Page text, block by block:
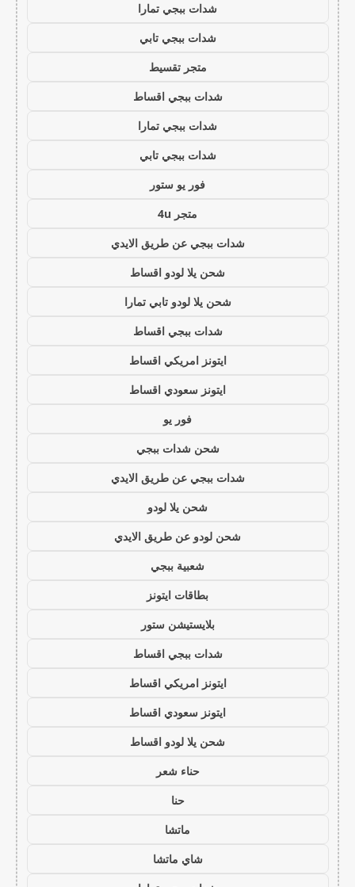
شدات ببجي تمارا
شدات ببجي تابي
متجر تقسيط
شدات ببجي اقساط
شدات ببجي تمارا
شدات ببجي تابي
فور يو ستور
متجر 4u
شدات ببجي عن طريق الايدي
شحن يلا لودو اقساط
شحن يلا لودو تابي تمارا
شدات ببجي اقساط
ايتونز امريكي اقساط
ايتونز سعودي اقساط
فور يو
شحن شدات ببجي
شدات ببجي عن طريق الايدي
شحن يلا لودو
شحن لودو عن طريق الايدي
شعبية ببجي
بطاقات ايتونز
بلايستيشن ستور
شدات ببجي اقساط
ايتونز امريكي اقساط
ايتونز سعودي اقساط
شحن يلا لودو اقساط
حناء شعر
حنا
ماتشا
شاي ماتشا